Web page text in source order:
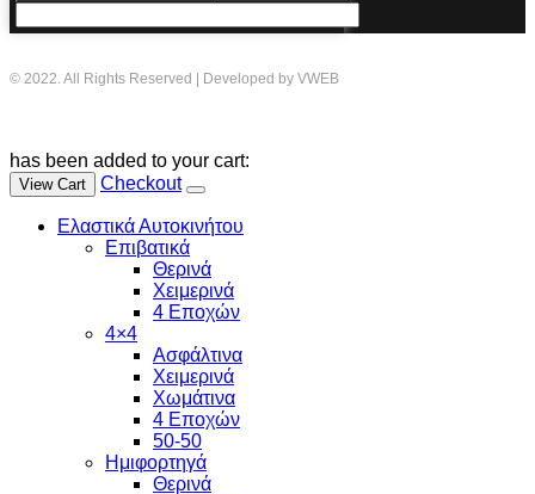
© 2022. All Rights Reserved | Developed by VWEB
has been added to your cart:
View Cart Checkout
Ελαστικά Αυτοκινήτου
Επιβατικά
Θερινά
Χειμερινά
4 Εποχών
4×4
Ασφάλτινα
Χειμερινά
Χωμάτινα
4 Εποχών
50-50
Ημιφορτηγά
Θερινά